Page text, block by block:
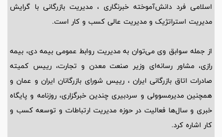
اسلامی فرد دانش‌آموخته خبرنگاری ، مدیریت بازرگانی با گرایش
مدیریت استراتژیک و مدیریت عالی کسب و کار است.
از جمله سوابق وی می‌توان به مدیریت روابط عمومی بیمه دی، بیمه
رازی، مشاور رسانه‌ای وزیر صنعت معدن و تجارت، رییس کمیته
صادرات اتاق بازرگانی ایران ، رییس شورای بازرگانان ایران و عمان و
همچنین مدیرمسوولی و سردبیری چندین خبرگزاری، روزنامه و پایگاه
خبری و سال‌ها فعالیت در حوزه مدیریت ارتباطات و توسعه کسب و
کار اشاره کرد.